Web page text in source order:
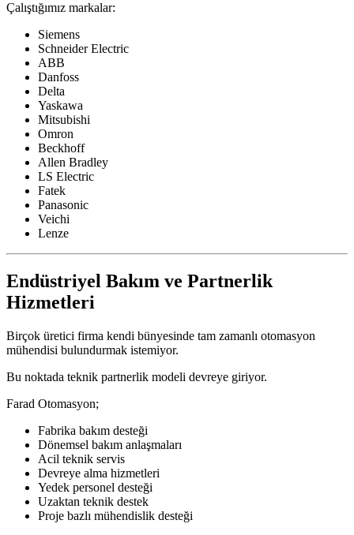
Çalıştığımız markalar:
Siemens
Schneider Electric
ABB
Danfoss
Delta
Yaskawa
Mitsubishi
Omron
Beckhoff
Allen Bradley
LS Electric
Fatek
Panasonic
Veichi
Lenze
Endüstriyel Bakım ve Partnerlik
Hizmetleri
Birçok üretici firma kendi bünyesinde tam zamanlı otomasyon
mühendisi bulundurmak istemiyor.
Bu noktada teknik partnerlik modeli devreye giriyor.
Farad Otomasyon;
Fabrika bakım desteği
Dönemsel bakım anlaşmaları
Acil teknik servis
Devreye alma hizmetleri
Yedek personel desteği
Uzaktan teknik destek
Proje bazlı mühendislik desteği